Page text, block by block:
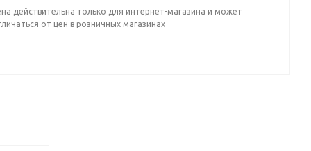
действительна только для интернет-магазина и может
от цен в розничных магазинах